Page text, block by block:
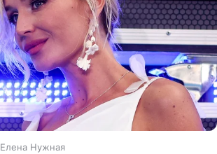
Елена Нужная